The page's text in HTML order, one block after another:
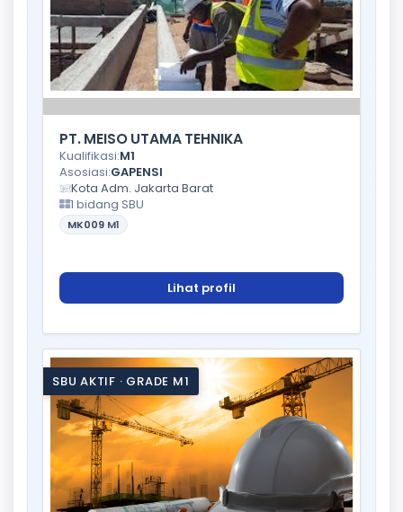
PT. MEISO UTAMA TEHNIKA
Kualifikasi:M1
Asosiasi:GAPENSI
Kota Adm. Jakarta Barat
1 bidang SBU
MK009 M1
Lihat profil
SBU AKTIF · GRADE M1